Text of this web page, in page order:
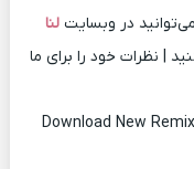
در وبسایتلنا
| نظرات خود را برای ما
Download New Remix